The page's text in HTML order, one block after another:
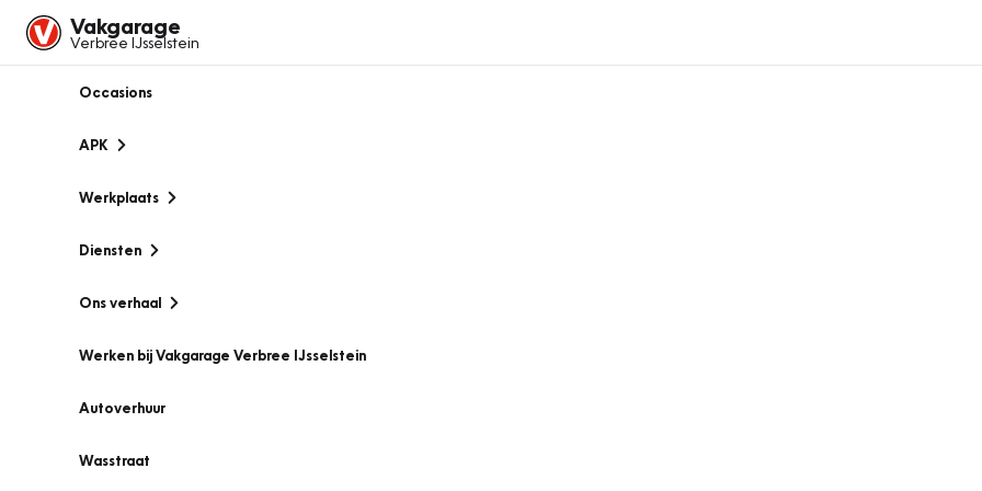
Vakgarage
Verbree IJsselstein
Occasions
APK
Werkplaats
Diensten
Ons verhaal
Werken bij Vakgarage Verbree IJsselstein
Autoverhuur
Wasstraat